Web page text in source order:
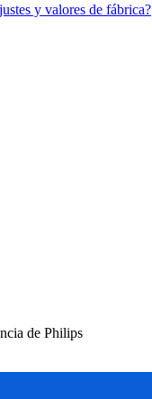
y valores de fábrica?
de Philips